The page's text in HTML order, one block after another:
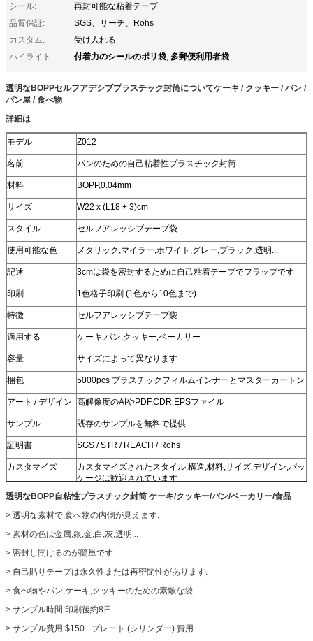
シール:
再封可能な粘着テープ
品質保証:
SGS、リーチ、Rohs
カスタム:
受け入れる
ハイライト:
付着力のシールのポリ袋, 多郵便利用者袋
透明なBOPPセルフアデシブプラスチック封筒についてケーキ / クッキー / パン /
パン屋 / 食べ物
詳細は
モデル Z012
名前 パンのための自己粘着性プラスチック封筒
材料 BOPP,0.04mm
サイズ W22 x (L18 + 3)cm
スタイル セルフアレッシブテープ袋
使用可能な色 メタリック,マイラー,ホワイト,グレー,ブラック,透明...
記述 3cmは袋を密封するために自己粘着テープでフラップです
印刷 1色格子印刷 (1色から10色まで)
特徴 セルフアレッシブテープ袋
適用する ケーキ,パン,クッキー,ベーカリー
容量 サイズによって異なります
梱包 5000pcs プラスチックフィルムインナーとマスターカートン
アート / デザイン 高解像度のAIやPDF,CDR,EPSファイル
サンプル 既存のサンプルを無料で提供
証明書 SGS / STR / REACH / Rohs
カスタマイズ
カスタマイズされたスタイル,構造,材料,サイズ,デザイン,パッ
ケージは歓迎されています
透明なBOPP自粘性プラスチック封筒 ケーキ/クッキー/パン/ベーカリー/食品
> 透明な素材で,食べ物の内側が見えます.
> 素材の色は金属,銀,金,白,灰,透明...
> 密封し開けるのが簡単です
> 自己貼りテープは永久性または再密閉性があります.
> 食べ物やパン,ケーキ,クッキーのための素敵な袋...
> サンプル時間:印刷後約8日
> サンプル費用:$150 +プレート (シリンダー) 費用